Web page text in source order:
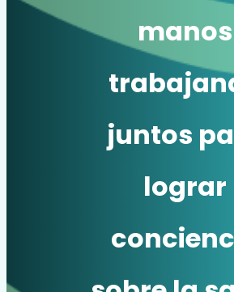
Kyrios Suit
Physiomed
manos
juntos
lograr